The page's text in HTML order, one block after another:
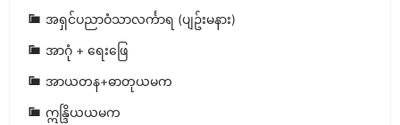
အရှင်ပညာဝံသာလင်္ကာရ (ပျဥ်းမနား)
အာဂုံ + ရေးဖြေ
အာယတန+ဓာတုယမက
ဣန္ဒြိယယမက